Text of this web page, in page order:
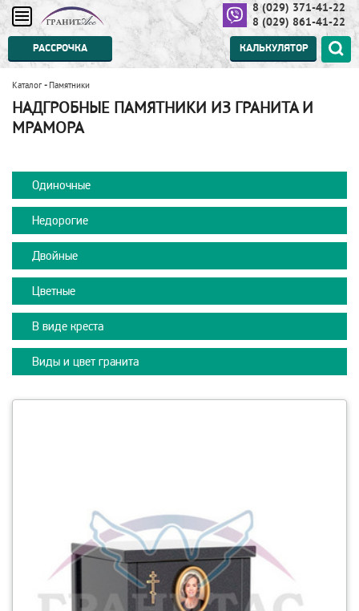
8 (029) 371-41-22
8 (029) 861-41-22
РАССРОЧКА КАЛЬКУЛЯТОР
Каталог - Памятники
НАДГРОБНЫЕ ПАМЯТНИКИ ИЗ ГРАНИТА И
МРАМОРА
Одиночные
Недорогие
Двойные
Цветные
В виде креста
Виды и цвет гранита